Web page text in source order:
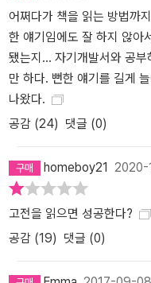
리고 당신의 가문에서 배출
사를 바꾸는 위대한 일을 하게 될 것이
문고전 독서 카를 비테는 어떻게 지능이 떨어지는 자기 아들을 천재
로 길러냈을까? 클래식음악
을까? 삼류 학교로 알려진
시키는 지혜를 기르기 위한
의 소중한 체험을 소개한다.
음표 혁명’이 그것이다. 이
서는 하지 마라”면서, 부모
드는 폐해를 상기한다. 자유
적을 대학 입학에 두지 마라.
어쩌다가 책을 읽는 방법까
한 얘기임에도 잘 하지 않아
됐는지... 자기개발서와 공
만 하다. 뻔한 얘기를 길게
나왔다.
공감 (24) 댓글 (0)
homeboy21 2020-
고전을 읽으면 성공한다?
공감 (19) 댓글 (0)